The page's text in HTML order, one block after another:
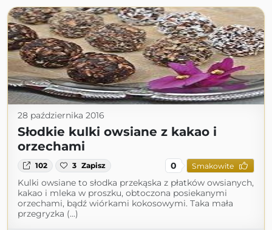
28 października 2016
Słodkie kulki owsiane z kakao i
orzechami
102 3 Zapisz 0 Smakowite
Kulki owsiane to słodka przekąska z płatków owsianych,
kakao i mleka w proszku, obtoczona posiekanymi
orzechami, bądź wiórkami kokosowymi. Taka mała
przegryzka (...)